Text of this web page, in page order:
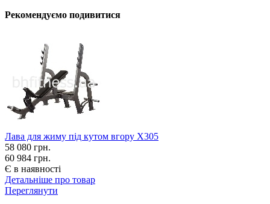
Рекомендуємо подивитися
Лава для жиму під кутом вгору X305
58 080 грн.
60 984 грн.
Є в наявності
Детальніше про товар
Переглянути